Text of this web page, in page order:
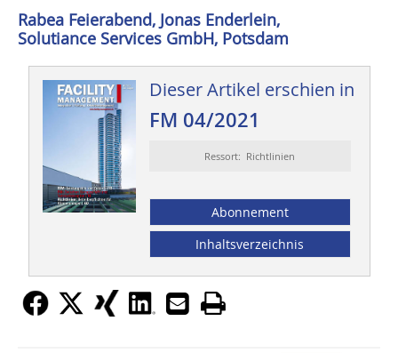
Rabea Feierabend, Jonas Enderlein,
Solutiance Services GmbH, Potsdam
Dieser Artikel erschien in
FM 04/2021
Ressort: Richtlinien
Abonnement
Inhaltsverzeichnis